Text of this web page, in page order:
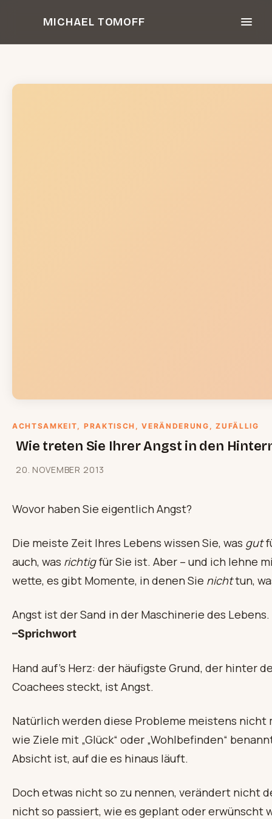
MICHAEL TOMOFF
ACHTSAMKEIT, PRAKTISCH , VERÄNDERUNG , ZUFÄLLIG
Wie treten Sie Ihrer Angst in den
20. NOVEMBER 2013
Wovor haben Sie eigentlich Angst?
Die meiste Zeit Ihres Lebens wissen Sie, was gut
auch, was richtigfür Sie ist. Aber – und ich lehne
wette, es gibt Momente, in denen Sie nichttun,
Angst ist der Sand in der Maschinerie des Lebens.
–Sprichwort
Hand auf’s Herz: der häufigste Grund, der hinter
Coachees steckt, ist Angst.
Natürlich werden diese Probleme meistens nicht
wie Ziele mit „Glück“ oder „Wohlbefinden“
Absicht ist, auf die es hinaus läuft.
Doch etwas nicht so zu nennen, verändert nicht
nicht so passiert, wie es geplant oder erwünscht